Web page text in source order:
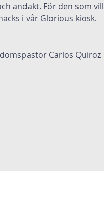
andakt. För den som
i vår Glorious kiosk.
Carlos Quiroz